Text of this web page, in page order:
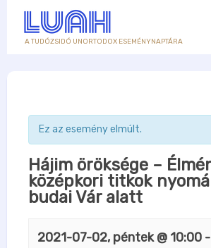
A TUDÓZSIDÓ UNORTODOX ESEMÉNYNAPTÁRA
Ez az esemény elmúlt.
Hájim öröksége –
középkori titkok
budai Vár alatt
2021-07-02, péntek @ 10:00 -